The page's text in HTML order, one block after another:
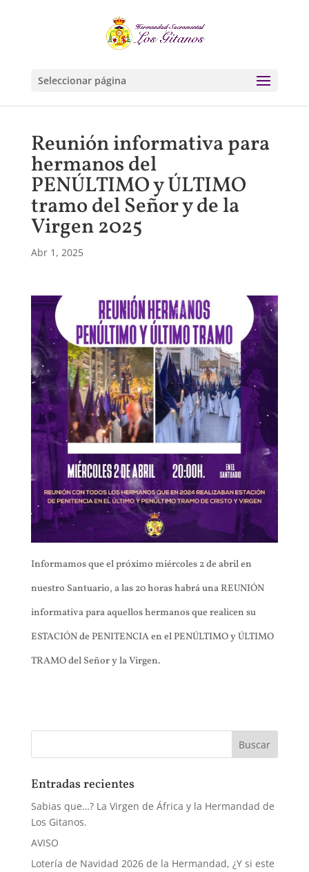
Seleccionar página
Reunión informativa para
hermanos del
PENÚLTIMO y ÚLTIMO
tramo del Señor y de la
Virgen 2025
Abr 1, 2025
Informamos que el próximo miércoles 2 de abril en
nuestro Santuario, a las 20 horas habrá una REUNIÓN
informativa para aquellos hermanos que realicen su
ESTACIÓN de PENITENCIA en el PENÚLTIMO y ÚLTIMO
TRAMO del Señor y la Virgen.
Entradas recientes
Sabias que…? La Virgen de África y la Hermandad de
Los Gitanos.
AVISO
Lotería de Navidad 2026 de la Hermandad, ¿Y si este